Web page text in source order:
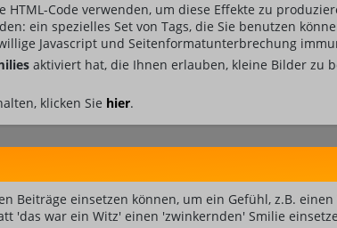
HTML-Code verwenden, um diese Effekte zu
ein spezielles Set von Tags, die Sie benutzen
Javascript und Seitenformatunterbrechung
aktiviert hat, die Ihnen erlauben, kleine Bilder zu
klicken Sie hier.
Beiträge einsetzen können, um ein Gefühl, z.B.
'das war ein Witz' einen 'zwinkernden' Smilie